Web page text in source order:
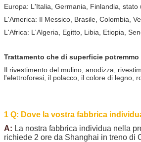
Europa: L'Italia, Germania, Finlandia, stato
L'America: Il Messico, Brasile, Colombia,
L'Africa: L'Algeria, Egitto, Libia, Etiopia,
Trattamento che di superficie
Il rivestimento del mulino, anodizza,
l'elettroforesi, il polacco, il colore di legno,
1 Q: Dove la vostra fabbrica
A: La nostra fabbrica individua nella
richiede 2 ore da Shanghai in treno di